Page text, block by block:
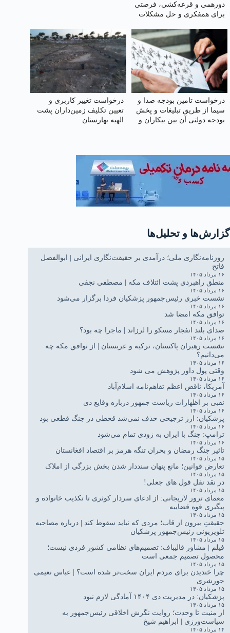
دورهمی و قرعه‌کشی، فرصتی
برای همفکری و حل مشکلات
درخواست تامین بودجه صدا و
سیما از طریق تبلیغات و پخش
بودجه دولتی آن بین بیکاران و
درخواست تغییر کاربری و
تعیین‌ تکلیف زمین‌داران پشت
الهیه بهارستان
گزارش‌ها و تحلیل‌ها
روزنامه‌نگاری ملی؛ درآمدی بر حقیقت‌نگاری ایرانی | ابوالفضل
فاتح
۱۶ مرداد ۱۴۰۵
منطق راهبردی پشت ائتلاف مکه | مصطفی نجفی
۱۶ مرداد ۱۴۰۵
نشست خبری رئیس‌جمهور پزشکیان فردا برگزار می‌شود
۱۶ مرداد ۱۴۰۵
توافق مکه امضا شد
۱۶ مرداد ۱۴۰۵
صدای بلند انفجار مسکو را لرزاند | ماجرا چه بود؟
۱۶ مرداد ۱۴۰۵
نشست رهبران پاکستان، ترکیه و عربستان | از توافق مکه چه
می‌دانیم؟
۱۶ مرداد ۱۴۰۵
وقتی پول داور پژوهش می شود
۱۶ مرداد ۱۴۰۵
آمریکا، ناقض اعظم تفاهم‌نامه اسلام‌آباد
۱۶ مرداد ۱۴۰۵
نقبی بر اظهارات ریاست جمهور درباره وقایع دی
۱۶ مرداد ۱۴۰۵
پزشکیان: ارز ترجیحی حذف نمی‌شد قحطی در جنگ قطعی بود
۱۶ مرداد ۱۴۰۵
ترامپ: جنگ با ایران به زودی تمام می‌شود
۱۶ مرداد ۱۴۰۵
تاثیر جنگ رمضان و بحران تنگه هرمز بر اقتصاد افغانستان
۱۵ مرداد ۱۴۰۵
تعارض قوانین؛ مانع پنهان سنددار شدن بخش بزرگی از املاک
۱۵ مرداد ۱۴۰۵
در نقد نقل قول های جعلی!
۱۵ مرداد ۱۴۰۵
معمای ترور لاریجانی: از ادعای سردار کوثری تا تکذیب خانواده و
پیگیری قوه قضاییه
۱۵ مرداد ۱۴۰۵
حقیقتِ بیرون از قاب؛ مردی که نباید سقوط کند | درباره مصاحبه
تلویزیونی رئیس‌جمهور پزشکیان
۱۵ مرداد ۱۴۰۵
فیلم | مشاور قالیباف: تصمیم‌های نظامی کشور فردی نیست؛
محصول تصمیم جمعی است
۱۵ مرداد ۱۴۰۵
چرا خندیدن برای مردم ایران سخت‌تر شده است؟ | عباس نعیمی
جورشری
۱۵ مرداد ۱۴۰۵
پزشکیان: در مدیریت دی ۱۴۰۴ آمادگی لازم نبود
۱۵ مرداد ۱۴۰۵
از منیت تا وحدت؛ روایت نگرش اخلاقی رئیس‌جمهور به
سیاست‌ورزی | ابراهیم شیخ
۱۴ مرداد ۱۴۰۵